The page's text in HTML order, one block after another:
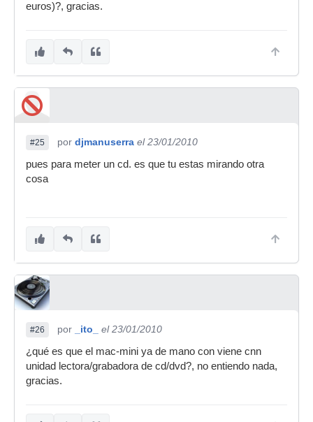
euros)?, gracias.
#25 por djmanuserra el 23/01/2010
pues para meter un cd. es que tu estas mirando otra
cosa
#26 por _ito_
el 23/01/2010
¿qué es que el mac-mini ya de mano con viene cnn
unidad lectora/grabadora de cd/dvd?, no entiendo nada,
gracias.